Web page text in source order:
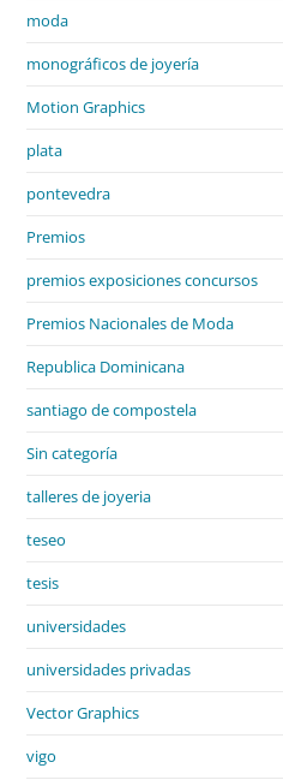
moda
monográficos de joyería
Motion Graphics
plata
pontevedra
Premios
premios exposiciones concursos
Premios Nacionales de Moda
Republica Dominicana
santiago de compostela
Sin categoría
talleres de joyeria
teseo
tesis
universidades
universidades privadas
Vector Graphics
vigo